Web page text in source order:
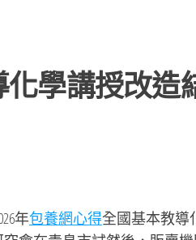
化學講授改
年包養網心得全國基本教導